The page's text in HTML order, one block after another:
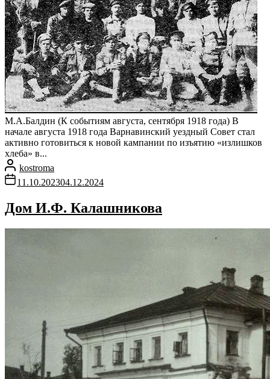
М.А.Балдин (К событиям августа, сентября 1918 года) В
начале августа 1918 года Варнавинский уездный Совет стал
активно готовиться к новой кампании по изъятию «излишков
хлеба» в...
kostroma
11.10.202304.12.2024
Дом И.Ф. Калашникова